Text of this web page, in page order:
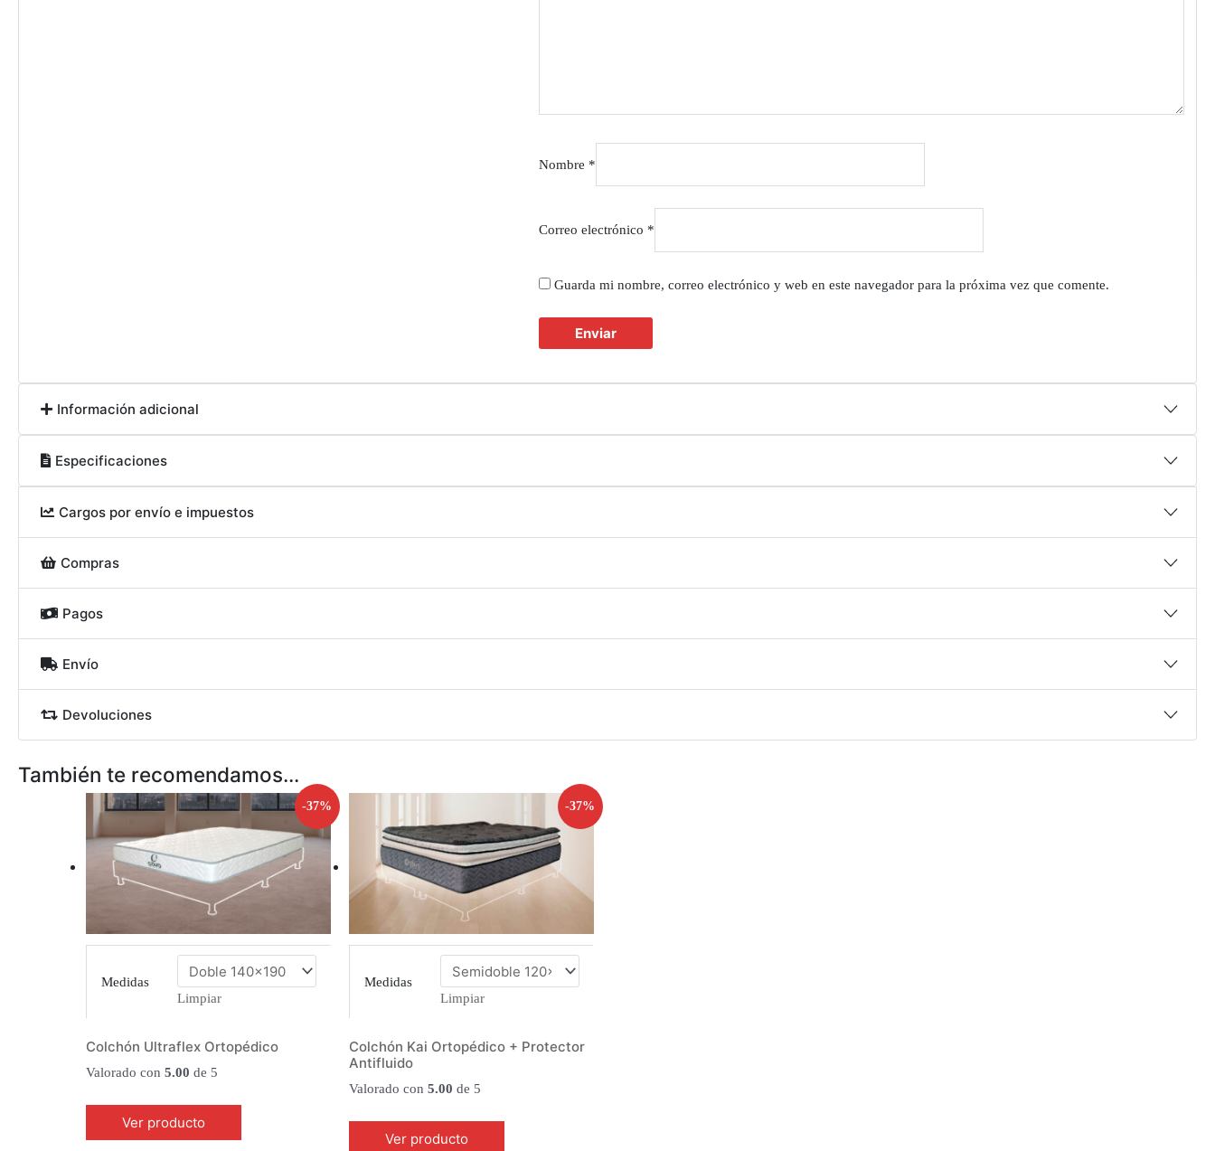
Nombre *
Correo electrónico *
Guarda mi nombre, correo electrónico y web en este navegador para la próxima vez que comente.
Información adicional
Especificaciones
Cargos por envío e impuestos
Compras
Pagos
Envío
Devoluciones
También te recomendamos…
-37%
Medidas
Limpiar
Colchón Ultraflex Ortopédico
Valorado con 5.00 de 5
Ver producto
-37%
Medidas
Limpiar
Colchón Kai Ortopédico + Protector
Antifluido
Valorado con 5.00 de 5
Ver producto